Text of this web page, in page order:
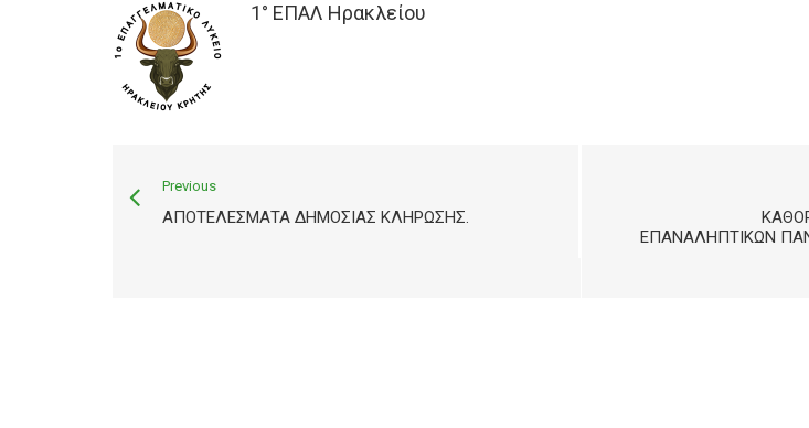
1° ΕΠΑΛ Ηρακλείου
Previous
ΑΠΟΤΕΛΈΣΜΑΤΑ ΔΗΜΌΣΙΑΣ ΚΛΉΡΩΣΗΣ.
ΕΠΑΝΑΛΗΠΤΙΚΏΝ